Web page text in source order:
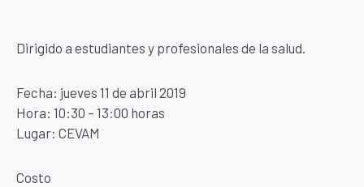
Dirigido a estudiantes y profesionales de la salud.
Fecha: jueves 11 de abril 2019
Hora: 10:30 – 13:00 horas
Lugar: CEVAM
Costo